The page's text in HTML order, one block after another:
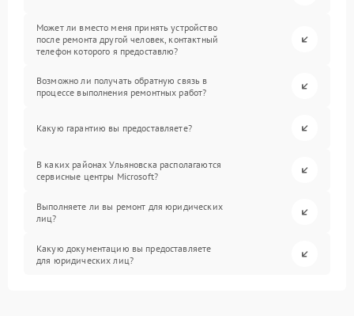
Может ли вместо меня принять устройство
после ремонта другой человек, контактный
телефон которого я предоставлю?
Возможно ли получать обратную связь в
процессе выполнения ремонтных работ?
Какую гарантию вы предоставляете?
В каких районах Ульяновска располагаются
сервисные центры Microsoft?
Выполняете ли вы ремонт для юридических
лиц?
Какую документацию вы предоставляете
для юридических лиц?